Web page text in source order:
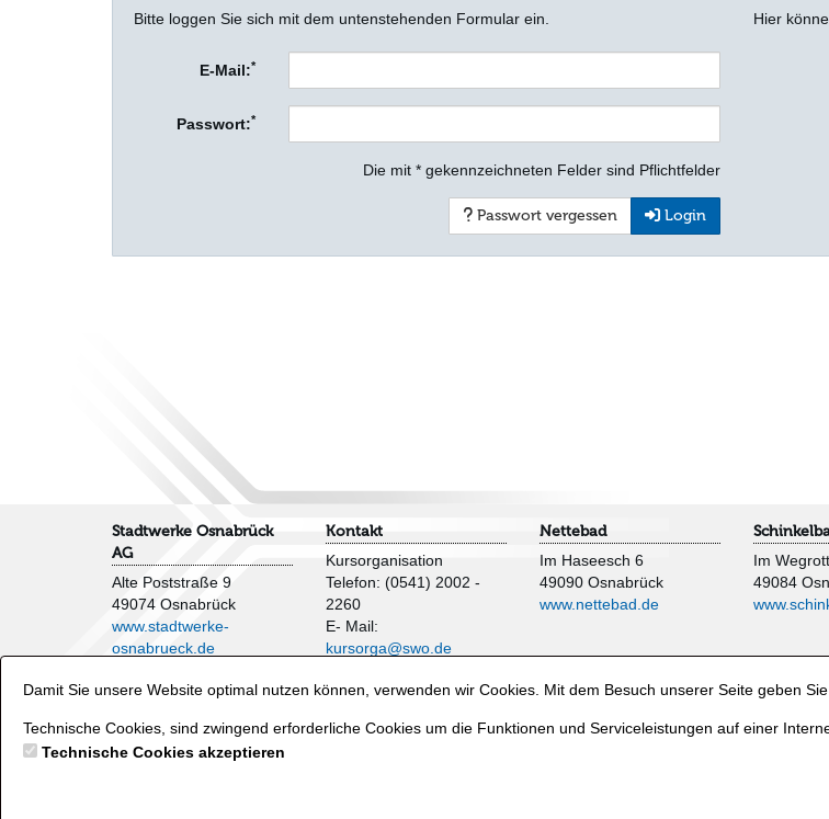
Bitte loggen Sie sich mit dem untenstehenden Formular ein.
E-Mail:*
Passwort:*
Die mit * gekennzeichneten Felder sind Pflichtfelder
Passwort vergessen Login
Hier
Stadtwerke Osnabrück
AG
Alte Poststraße 9
49074 Osnabrück
www.stadtwerke-
osnabrueck.de
AGB
Verträge hier kündigen
Kontakt
Kursorganisation
Telefon: (0541) 2002 -
2260
E- Mail:
kursorga@swo.de
Veranstaltungen und
Telefon: (0541) 2002 -
Nettebad
Im Haseesch 6
49090 Osnabrück
www.nettebad.de
Im
49084
Damit Sie unsere Website optimal nutzen können, verwenden wir Cookies. Mit dem Besuch unserer Seite geben
Technische Cookies, sind zwingend erforderliche Cookies um die Funktionen und Serviceleistungen auf einer
Technische Cookies akzeptieren